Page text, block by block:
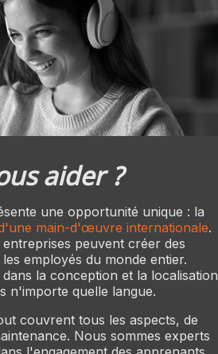
aider ?
une opportunité unique : la
main-d'œuvre internationale.
peuvent créer des
employés du monde entier.
la conception et la localisation
n'importe quelle langue.
couvrent tous les aspects, de
Nous sommes experts